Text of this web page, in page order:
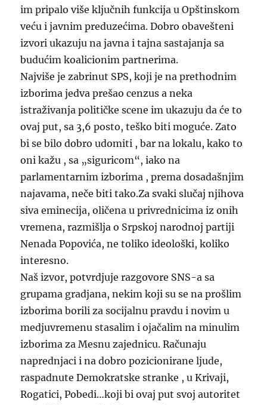
im pripalo više ključnih funkcija u Opštinskom
veću i javnim preduzećima. Dobro obavešteni
izvori ukazuju na javna i tajna sastajanja sa
budućim koalicionim partnerima.
Najviše je zabrinut SPS, koji je na prethodnim
izborima jedva prešao cenzus a neka
istraživanja političke scene im ukazuju da će to
ovaj put, sa 3,6 posto, teško biti moguće. Zato
bi se bilo dobro udomiti , bar na lokalu, kako to
oni kažu , sa „siguricom“, iako na
parlamentarnim izborima , prema dosadašnjim
najavama, neče biti tako.Za svaki slučaj njihova
siva eminecija, oličena u privrednicima iz onih
vremena, razmišlja o Srpskoj narodnoj partiji
Nenada Popovića, ne toliko ideološki, koliko
interesno.
Naš izvor, potvrdjuje razgovore SNS-a sa
grupama gradjana, nekim koji su se na prošlim
izborima borili za socijalnu pravdu i novim u
medjuvremenu stasalim i ojačalim na minulim
izborima za Mesnu zajednicu. Računaju
naprednjaci i na dobro pozicionirane ljude,
raspadnute Demokratske stranke , u Krivaji,
Rogatici, Pobedi…koji bi ovaj put svoj autoritet